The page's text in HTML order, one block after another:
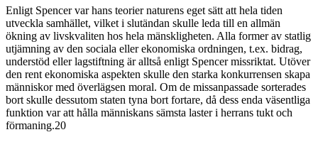
Enligt Spencer var hans teorier naturens eget sätt att hela tiden
utveckla samhället, vilket i slutändan skulle leda till en allmän
ökning av livskvaliten hos hela mänskligheten. Alla former av statlig
utjämning av den sociala eller ekonomiska ordningen, t.ex. bidrag,
understöd eller lagstiftning är alltså enligt Spencer missriktat. Utöver
den rent ekonomiska aspekten skulle den starka konkurrensen skapa
människor med överlägsen moral. Om de missanpassade sorterades
bort skulle dessutom staten tyna bort fortare, då dess enda väsentliga
funktion var att hålla människans sämsta laster i herrans tukt och
förmaning.20